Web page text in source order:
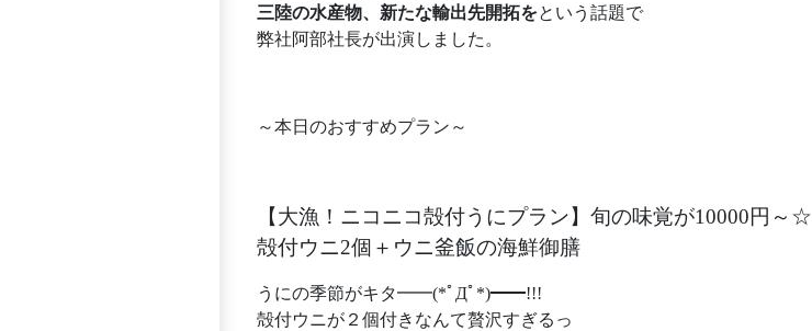
三陸の水産物、新たな輸出先開拓をという話題で
弊社阿部社長が出演しました。
～本日のおすすめプラン～
【大漁！ニコニコ殻付うにプラン】旬の味覚が10000円～☆
殻付ウニ2個＋ウニ釜飯の海鮮御膳
うにの季節がキタ━━(*ﾟДﾟ*)━━!!!
殻付ウニが２個付きなんて贅沢すぎるっ